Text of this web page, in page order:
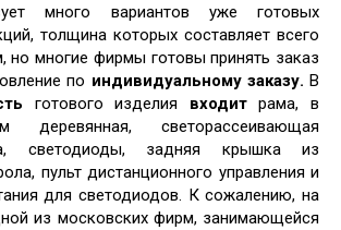
много вариантов уже готовых
толщина которых составляет всего
но многие фирмы готовы принять заказ
по индивидуальному заказу. В
готового изделия входитрама, в
деревянная, светорассеивающая
светодиоды, задняя крышка из
пульт дистанционного управления и
для светодиодов. К сожалению, на
из московских фирм, занимающейся